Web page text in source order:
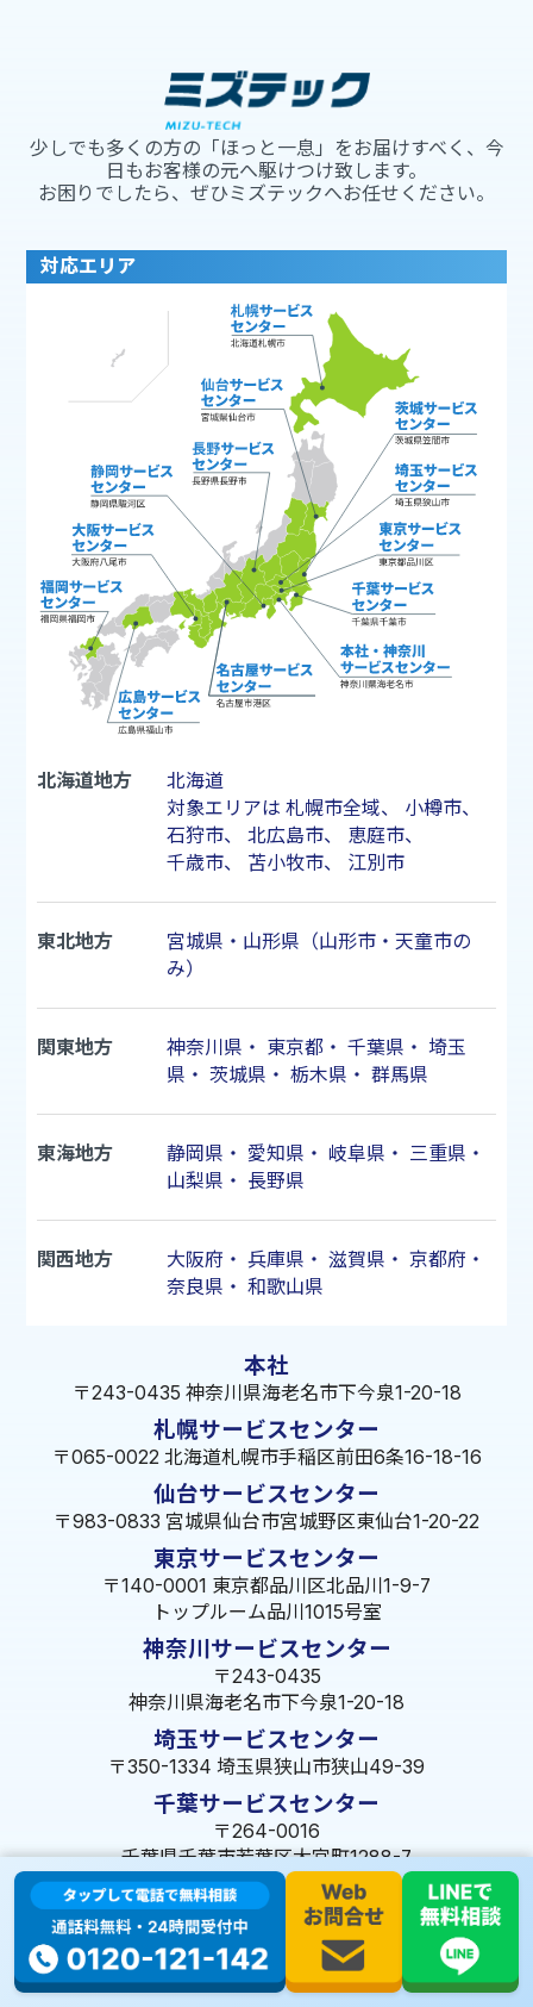
少しでも多くの方の「ほっと一息」をお届けすべく、今
日もお客様の元へ駆けつけ致します。
お困りでしたら、ぜひミズテックへお任せください。
対応エリア
北海道地方
北海道
対象エリアは 札幌市全域、 小樽市、
石狩市、 北広島市、 恵庭市、
千歳市、 苫小牧市、 江別市
東北地方
宮城県・山形県（山形市・天童市の
み）
関東地方 神奈川県 ・ 東京都・ 千葉県 ・ 埼玉
県 ・ 茨城県 ・ 栃木県 ・ 群馬県
東海地方 静岡県 ・ 愛知県 ・ 岐阜県 ・ 三重県 ・
山梨県 ・ 長野県
関西地方 大阪府 ・ 兵庫県 ・ 滋賀県 ・ 京都府 ・
奈良県 ・ 和歌山県
本社
〒243-0435 神奈川県海老名市下今泉1-20-18
札幌サービスセンター
〒065-0022 北海道札幌市手稲区前田6条16-18-16
仙台サービスセンター
〒983-0833 宮城県仙台市宮城野区東仙台1-20-22
東京サービスセンター
〒140-0001 東京都品川区北品川1-9-7
トップルーム品川1015号室
神奈川サービスセンター
〒243-0435
神奈川県海老名市下今泉1-20-18
埼玉サービスセンター
〒350-1334 埼玉県狭山市狭山49-39
千葉サービスセンター
〒264-0016
千葉県千葉市若葉区大宮町1288-7
茨城サービスセンター
〒309-1717 茨城県笠間市旭町322-2 102号
長野サービスセンター
〒380-0921 長野県長野市大字栗田653-141 皐月ビル